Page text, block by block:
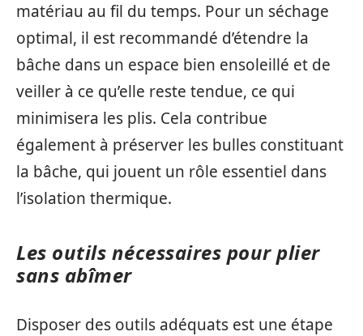
matériau au fil du temps. Pour un séchage
optimal, il est recommandé d’étendre la
bâche dans un espace bien ensoleillé et de
veiller à ce qu’elle reste tendue, ce qui
minimisera les plis. Cela contribue
également à préserver les bulles constituant
la bâche, qui jouent un rôle essentiel dans
l’isolation thermique.
Les outils nécessaires pour plier
sans abîmer
Disposer des outils adéquats est une étape